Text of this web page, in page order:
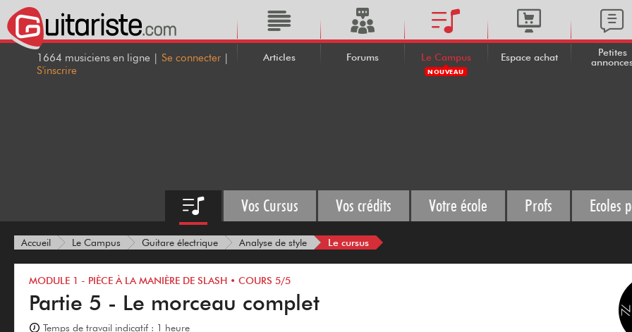
1664 musiciens en ligne | Se connecter |
S'inscrire
Articles Forums Le Campus
NOUVEAU
Espace achat
Petites
Vos Cursus Vos crédits Votre école Profs Ecoles
Accueil Le Campus Guitare électrique Analyse de style Le cursus
MODULE 1 - PIÈCE À LA MANIÈRE DE SLASH • COURS 5/5
Partie 5 - Le morceau complet
Temps de travail indicatif : 1 heure